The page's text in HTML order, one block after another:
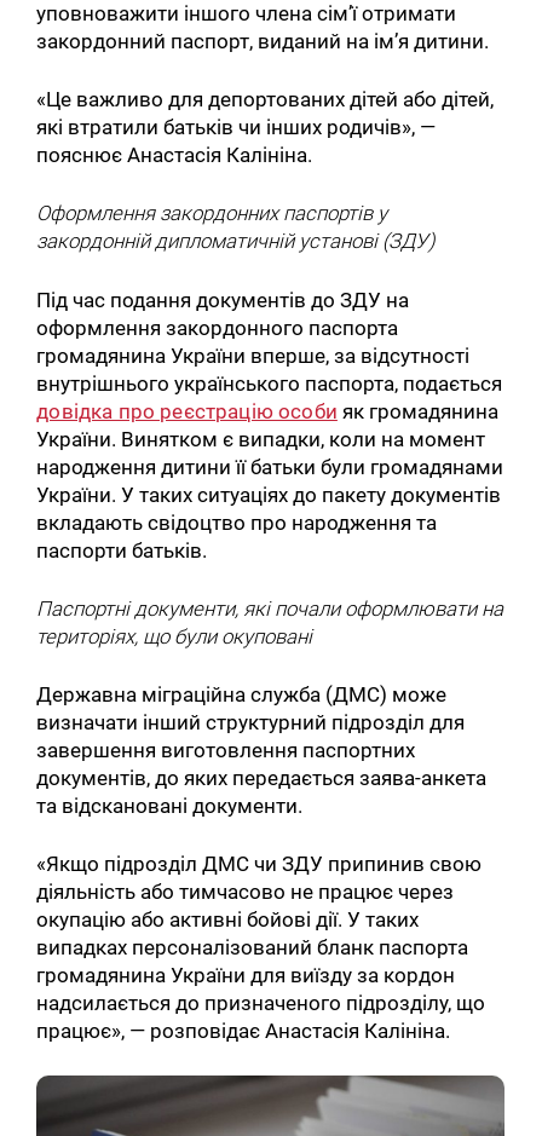
уповноважити іншого члена сім’ї отримати
закордонний паспорт, виданий на ім’я дитини.
«Це важливо для депортованих дітей або дітей,
які втратили батьків чи інших родичів», —
пояснює Анастасія Калініна.
Оформлення закордонних паспортів у
закордонній дипломатичній установі (ЗДУ)
Під час подання документів до ЗДУ на
оформлення закордонного паспорта
громадянина України вперше, за відсутності
внутрішнього українського паспорта, подається
довідка про реєстрацію особи як громадянина
України. Винятком є випадки, коли на момент
народження дитини її батьки були громадянами
України. У таких ситуаціях до пакету документів
вкладають свідоцтво про народження та
паспорти батьків.
Паспортні документи, які почали оформлювати на
територіях, що були окуповані
Державна міграційна служба (ДМС) може
визначати інший структурний підрозділ для
завершення виготовлення паспортних
документів, до яких передається заява-анкета
та відскановані документи.
«Якщо підрозділ ДМС чи ЗДУ припинив свою
діяльність або тимчасово не працює через
окупацію або активні бойові дії. У таких
випадках персоналізований бланк паспорта
громадянина України для виїзду за кордон
надсилається до призначеного підрозділу, що
працює», — розповідає Анастасія Калініна.